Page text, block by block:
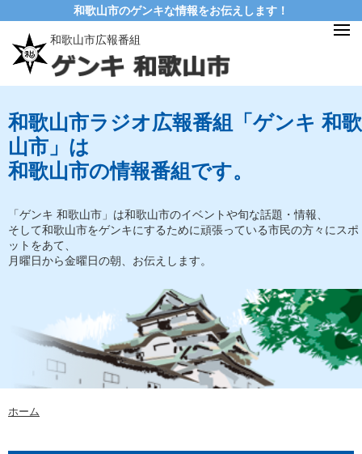
和歌山市のゲンキな情報をお伝えします！
和歌山市広報番組
和歌山市ラジオ広報番組「ゲンキ 和歌
山市」は
和歌山市の情報番組です。
「ゲンキ 和歌山市」は和歌山市のイベントや旬な話題・情報、
そして和歌山市をゲンキにするために頑張っている市民の方々にスポ
ットをあて、
月曜日から金曜日の朝、お伝えします。
ホーム